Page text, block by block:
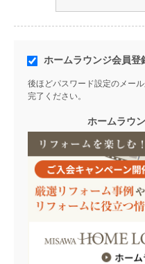
ホームラウンジ会員登
後ほどパスワード設定のメー
完了ください。
ホームラウ